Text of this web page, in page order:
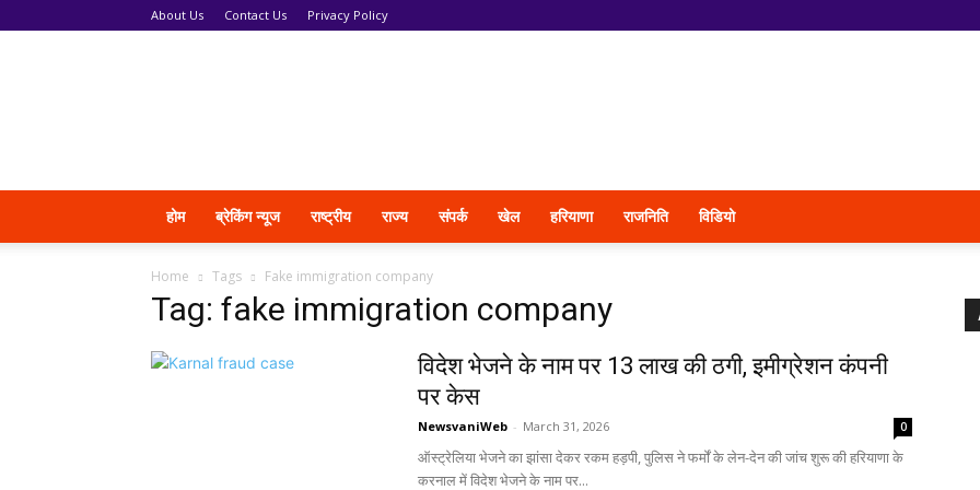
About Us Contact Us Privacy Policy
होम ब्रेकिंग न्यूज राष्ट्रीय राज्य संपर्क खेल हरियाणा राजनिति विडियो
Home Tags Fake immigration company
Tag: fake immigration company
विदेश भेजने के नाम पर 13 लाख की ठगी, इमीग्रेशन कंपनी
पर केस
NewsvaniWeb - March 31, 2026 0
ऑस्ट्रेलिया भेजने का झांसा देकर रकम हड़पी, पुलिस ने फर्मों के लेन-देन की जांच शुरू की हरियाणा के
करनाल में विदेश भेजने के नाम पर...